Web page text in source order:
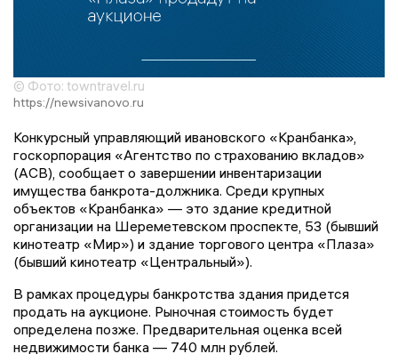
© Фото: towntravel.ru
https://newsivanovo.ru
Конкурсный управляющий ивановского «Кранбанка»,
госкорпорация «Агентство по страхованию вкладов»
(АСВ), сообщает о завершении инвентаризации
имущества банкрота-должника. Среди крупных
объектов «Кранбанка» — это здание кредитной
организации на Шереметевском проспекте, 53 (бывший
кинотеатр «Мир») и здание торгового центра «Плаза»
(бывший кинотеатр «Центральный»).
В рамках процедуры банкротства здания придется
продать на аукционе. Рыночная стоимость будет
определена позже. Предварительная оценка всей
недвижимости банка — 740 млн рублей.